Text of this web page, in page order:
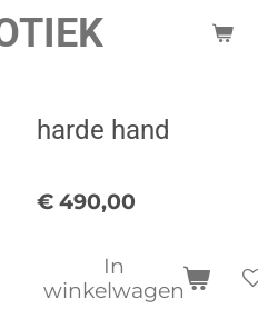
harde hand
€ 490,00
In
winkelwagen